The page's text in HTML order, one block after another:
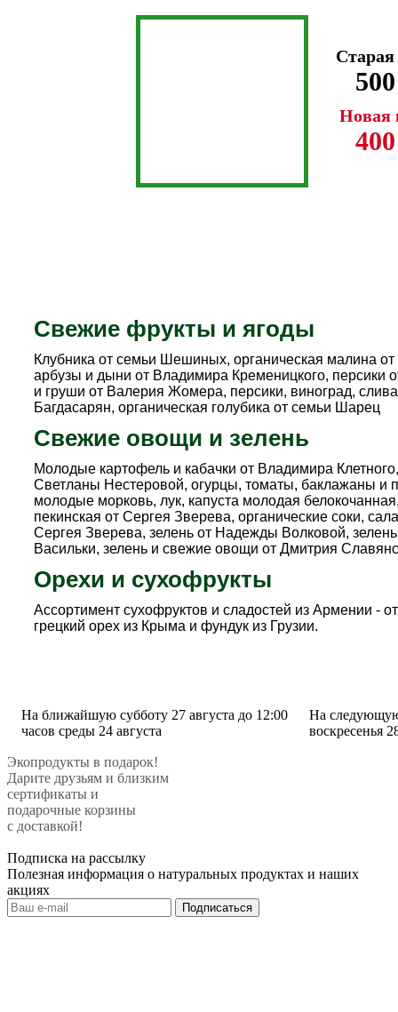
Новая
Свежие фрукты и ягоды
Клубника от семьи Шешиных, органическая малина
арбузы и дыни от Владимира Кременицкого, персики
и груши от Валерия Жомера, персики, виноград,
Багдасарян, органическая голубика от семьи Шарец
Свежие овощи и зелень
Молодые картофель и кабачки от Владимира
Светланы Нестеровой, огурцы, томаты, баклажаны и
молодые морковь, лук, капуста молодая
пекинская от Сергея Зверева, органические соки,
Сергея Зверева, зелень от Надежды Волковой,
Васильки, зелень и свежие овощи от Дмитрия
Орехи и сухофрукты
Ассортимент сухофруктов и сладостей из Армении -
грецкий орех из Крыма и фундук из Грузии.
На ближайшую субботу 27 августа до 12:00
часов среды 24 августа
На следующую
воскресенья
Экопродукты в подарок!
Дарите друзьям и близким
сертификаты и
подарочные корзины
с доставкой!
Подписка на рассылку
Полезная информация о натуральных продуктах и наших
акциях
Подписаться